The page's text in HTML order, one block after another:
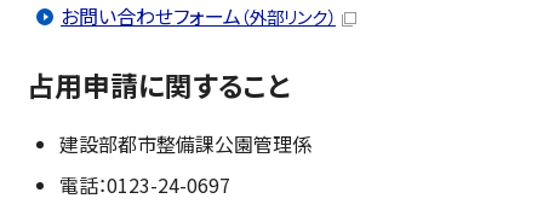
お問い合わせフォーム（外部リンク）
占用申請に関すること
建設部都市整備課公園管理係
電話：0123-24-0697